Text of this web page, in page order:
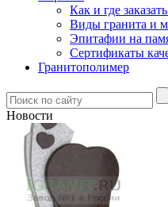
Как и где
Виды гранита и
Эпитафии на
Сертификаты
Гранитополимер
Новости